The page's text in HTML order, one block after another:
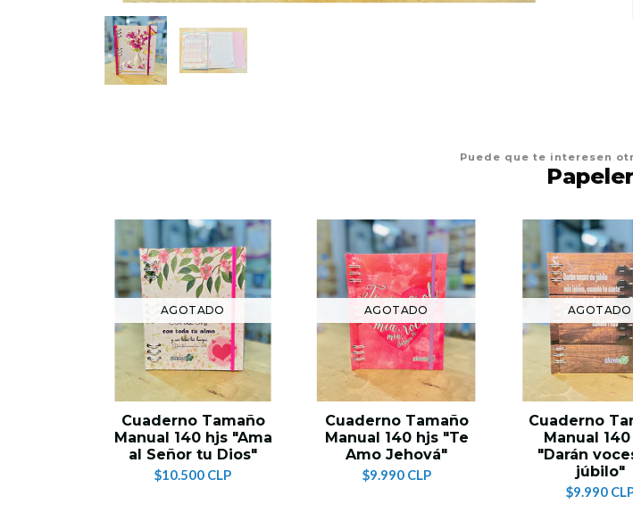
Puede que te interesen
AGOTADO
Cuaderno Tamaño
Manual 140 hjs "Ama
al Señor tu Dios"
$10.500 CLP
AGOTADO
Cuaderno Tamaño
Manual 140 hjs "Te
Amo Jehová"
$9.990 CLP
AGOTADO
Cuaderno
Manual
"Darán
júbilo"
$9.990